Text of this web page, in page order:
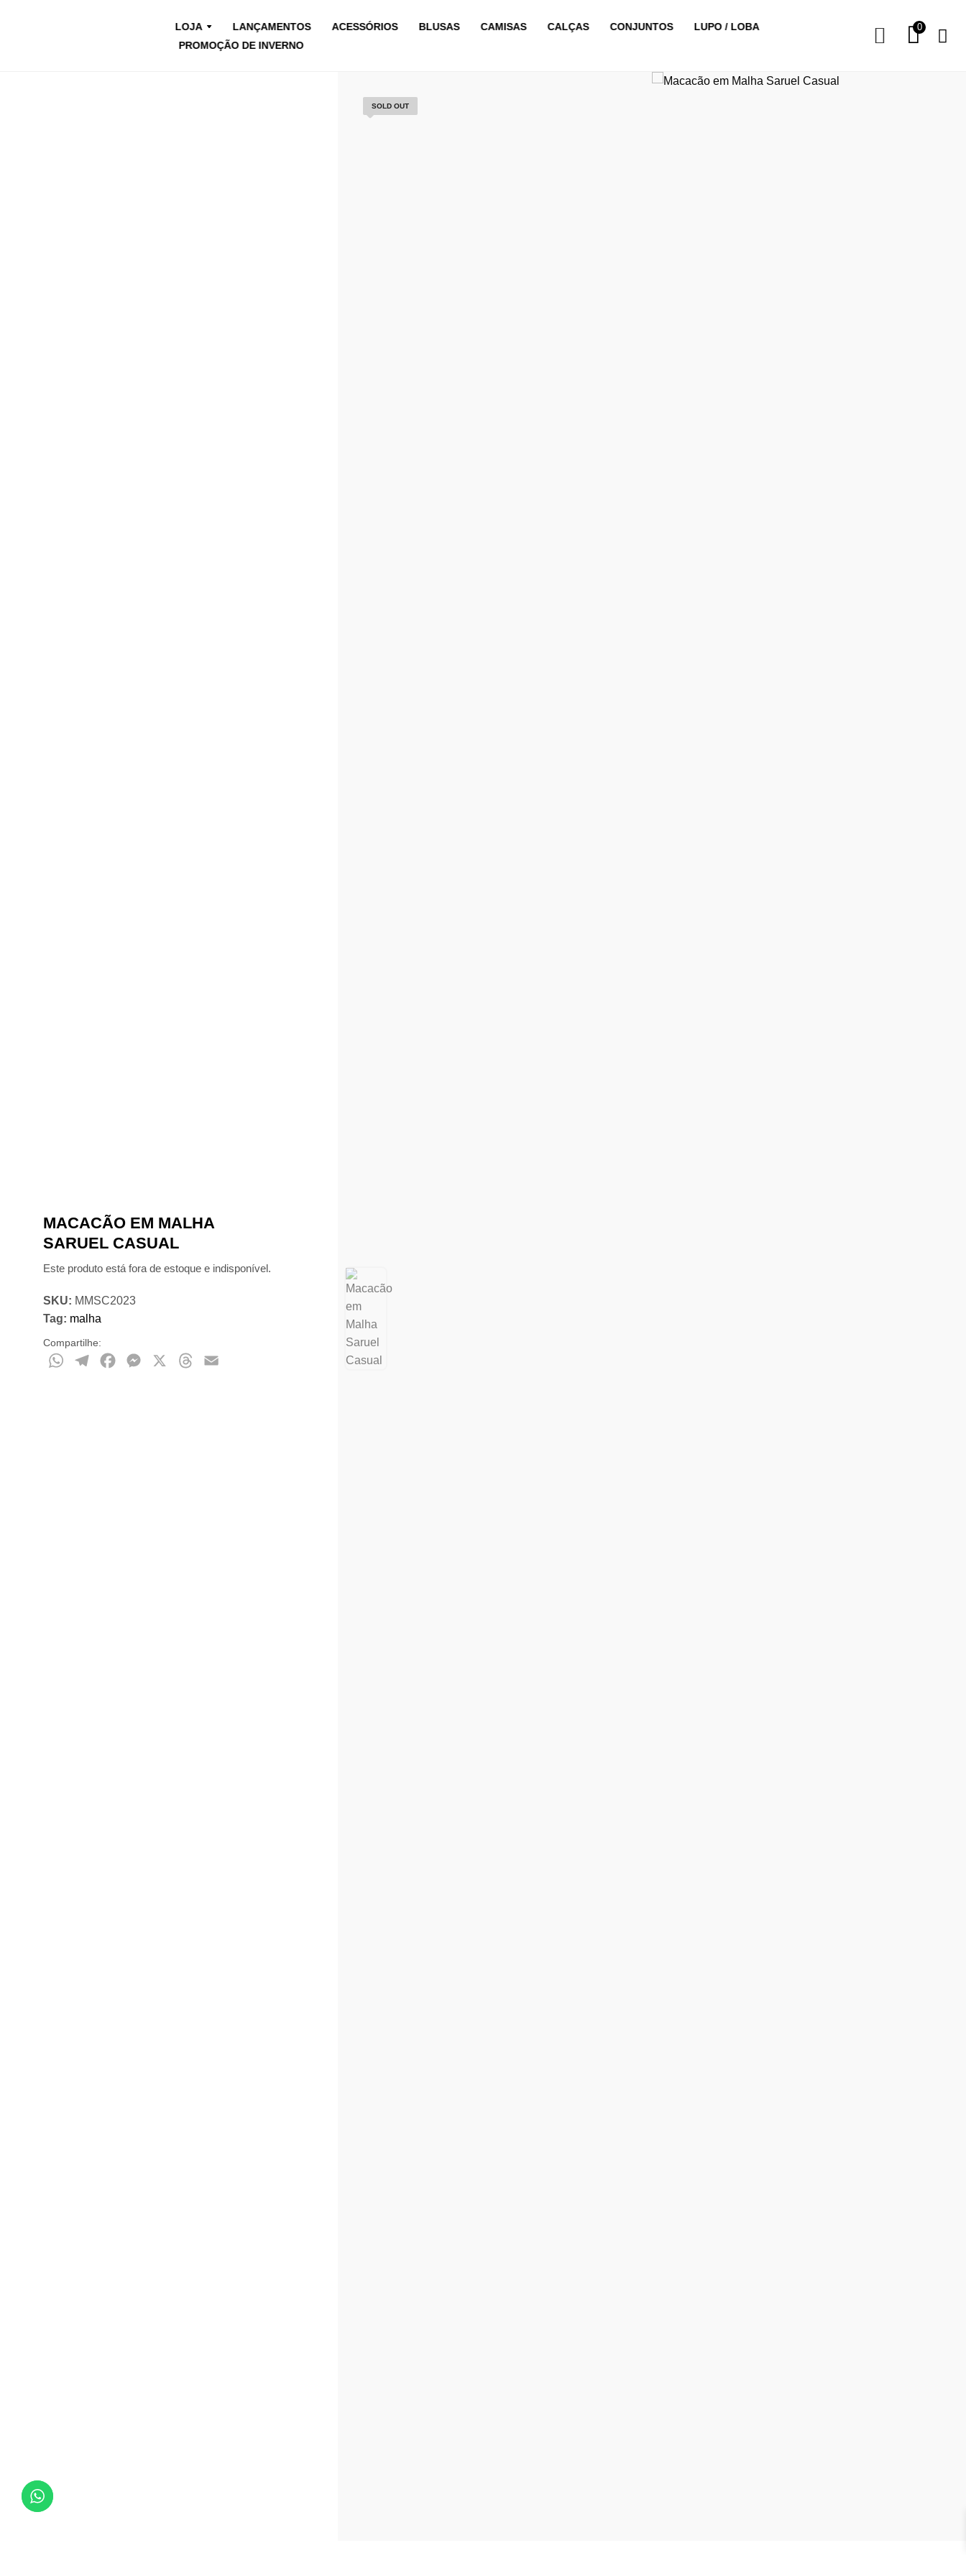
LOJA LANÇAMENTOS ACESSÓRIOS BLUSAS CAMISAS CALÇAS CONJUNTOS
LUPO / LOBA
PROMOÇÃO DE INVERNO
0
SOLD OUT
MACACÃO EM MALHA
SARUEL CASUAL
Este produto está fora de estoque e indisponível.
SKU: MMSC2023
Tag: malha
Compartilhe:
WhatsAppTelegramFacebookMessenger Threads